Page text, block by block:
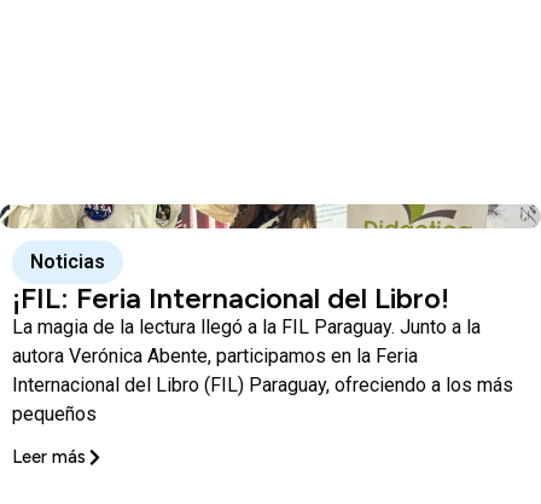
Noticias
¡FIL: Feria Internacional del Libro!
La magia de la lectura llegó a la FIL Paraguay. Junto a la
autora Verónica Abente, participamos en la Feria
Internacional del Libro (FIL) Paraguay, ofreciendo a los más
pequeños
Leer más